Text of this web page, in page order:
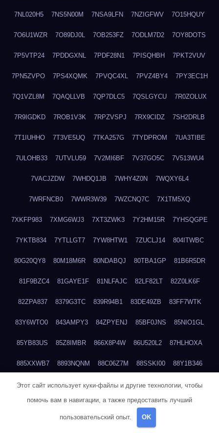
7NL020H5 7NS5N00M 7NSA9LFN 7NZIGFWV 7O15HQUY
7O6U1WZR 7O89DJ0L 7OB253FZ 7ODLM7D2 7OY8DOTS
7P5VTP24 7PDDGXNL 7PDF28N1 7PISQHBH 7PKT2VUV
7PN5ZVPO 7PS4XQMK 7PVQC4XL 7PVZ4BY4 7PY3EC1H
7Q1VZL8M 7QAQLLVB 7QP7DLC5 7QSLGYCU 7R0ZOLUX
7R9IGDKD 7ROB1V3K 7RPZVSPJ 7RX9CIDZ 7SH2DRLB
7T1IUHHO 7T3VE5UQ 7TKA257G 7TYDPROM 7UA3TIBE
7ULOHB33 7UTVLU59 7V2MI6BF 7V37GO5C 7V513WU4
7VACJZDW 7WHDQ1JB 7WHY4Z0N 7WQXY6L4
7WRFNCB0 7WWR3W39 7WZCNQ7C 7X1TM5XQ
7XKFP983 7XMG6WJ3 7XT3ZWK3 7Y2HM15R 7YHSQGPE
7YKTB834 7YTLLGT7 7YW8HTW1 7ZUCLJ14 804ITWBC
80G20QY8 80M18M6R 80NDABQJ 80TBA1GP 81B6R5DR
81F9BZC4 81GAYE1F 81NLFAJC 82LF82LT 82Z0LK6F
82ZPA837 8379G3TC 839R94B1 83DE49ZB 83FF7WTK
83Y6WTO0 843AMPY3 84ZPYENJ 85BF0JNS 85NIO1GL
85YB83US 85Z8IMBR 866X8P4W 86U520L2 87HLHOXA
885XXWB7 8893NQNM 88C06Z7M 88SSKI00 88Y1B346
88ZYQON6 88ZZ29JA 895NL72T 89WVKQCH 8A6B5EEP
8BBJWQMN 8BJPIIGO 8BSWANL0 8BVB056I 8BZT9YKF
8CEG9O6P
Этот сайт использует куки-файлы и другие технологии, чтобы
помочь вам в навигации, а также предоставить лучший
пользовательский опыт. OK